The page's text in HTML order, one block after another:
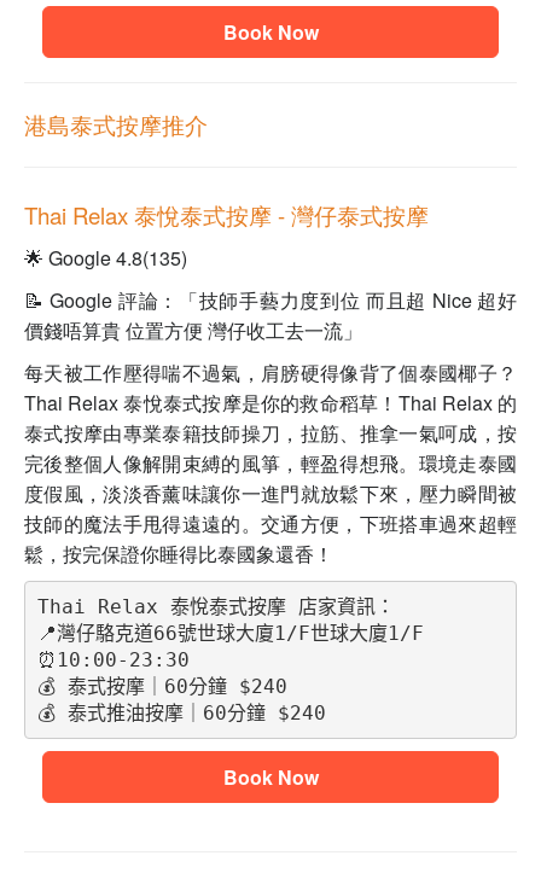
Book Now
港島泰式按摩推介
Thai Relax 泰悅泰式按摩 - 灣仔泰式按摩
🌟 Google 4.8(135)
📝 Google 評論：「技師手藝力度到位 而且超 Nice 超好
價錢唔算貴 位置方便 灣仔收工去一流」
每天被工作壓得喘不過氣，肩膀硬得像背了個泰國椰子？
Thai Relax 泰悅泰式按摩是你的救命稻草！Thai Relax 的
泰式按摩由專業泰籍技師操刀，拉筋、推拿一氣呵成，按
完後整個人像解開束縛的風箏，輕盈得想飛。環境走泰國
度假風，淡淡香薰味讓你一進門就放鬆下來，壓力瞬間被
技師的魔法手甩得遠遠的。交通方便，下班搭車過來超輕
鬆，按完保證你睡得比泰國象還香！
Thai Relax 泰悅泰式按摩 店家資訊：
📍灣仔駱克道66號世球大廈1/F世球大廈1/F
⏰10:00-23:30
💰 泰式按摩｜60分鐘 $240
💰 泰式推油按摩｜60分鐘 $240
Book Now